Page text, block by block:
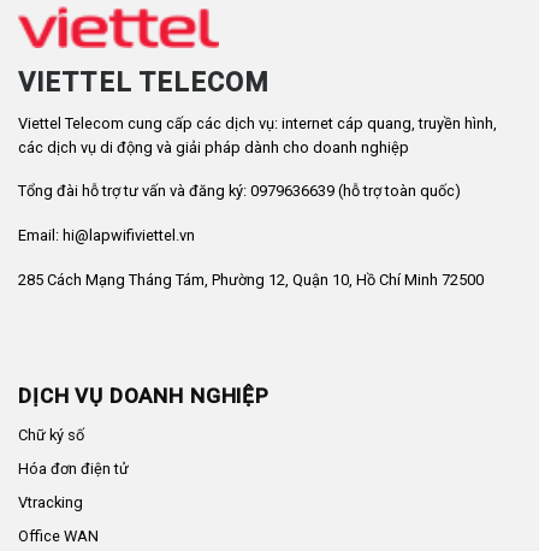
VIETTEL TELECOM
Viettel Telecom cung cấp các dịch vụ: internet cáp quang, truyền hình,
các dịch vụ di động và giải pháp dành cho doanh nghiệp
Tổng đài hỗ trợ tư vấn và đăng ký: 0979636639 (hỗ trợ toàn quốc)
Email: hi@lapwifiviettel.vn
285 Cách Mạng Tháng Tám, Phường 12, Quận 10, Hồ Chí Minh 72500
DỊCH VỤ DOANH NGHIỆP
Chữ ký số
Hóa đơn điện tử
Vtracking
Office WAN